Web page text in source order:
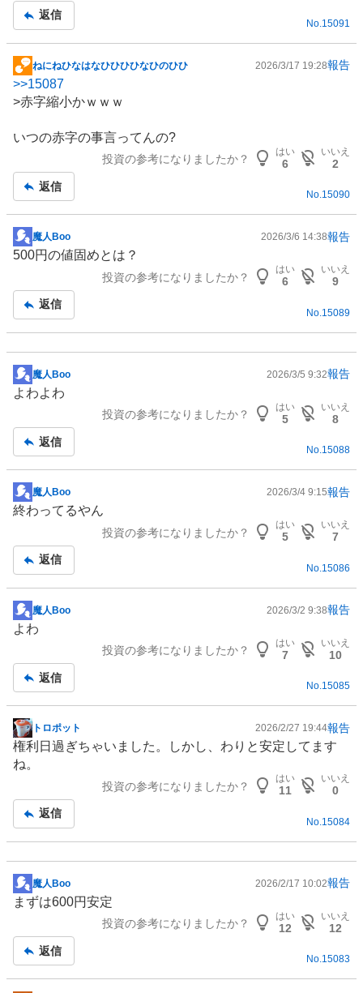
事
返信
No. 15091
掲
示
板
事
ねにねひなはなひひひひなひのひひ 2026/3/17 19:28報告
>>15087
>赤字縮小かｗｗｗ
いつの赤字の事言ってんの?
投資の参考になりましたか？
はい
6
いいえ
2
返信
No.15090
掲
示
事
魔人Boo 2026/3/6 14:38報告
500円の値固めとは？
投資の参考になりましたか？
はい
6
いいえ
9
返信
No. 15089
掲
示
事
魔人Boo 2026/3/5 9:32報告
よわよわ
投資の参考になりましたか？
はい
5
いいえ
8
返信
No.15088
掲
示
事
魔人Boo 2026/3/4 9:15報告
終わってるやん
投資の参考になりましたか？
はい
5
いいえ
7
返信
No. 15086
掲
示
事
魔人Boo 2026/3/2 9:38報告
よわ
投資の参考になりましたか？
はい
7
いいえ
10
返信
No.15085
掲
示
板
トロポット 2026/2/27 19:44報告
権利日過ぎちゃいました。しかし、わりと安定してます
ね。
投資の参考になりましたか？
はい
11
いいえ
0
返信
No. 15084
掲
示
事
魔人Boo 2026/2/17 10:02報告
まずは600円安定
投資の参考になりましたか？
はい
12
いいえ
12
返信
No.15083